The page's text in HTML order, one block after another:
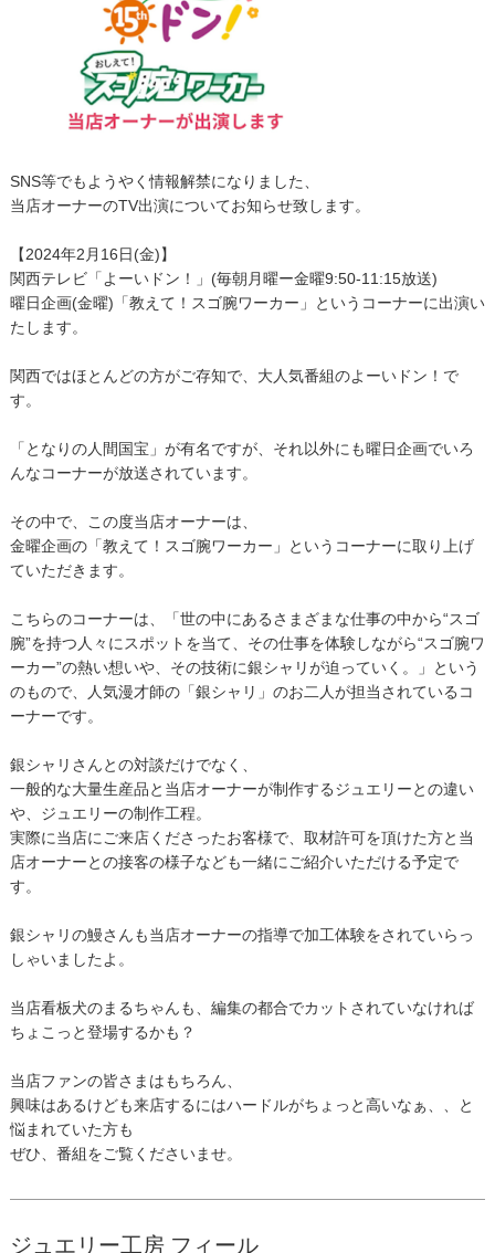
SNS等でもようやく情報解禁になりました、
当店オーナーのTV出演についてお知らせ致します。
【2024年2月16日(金)】
関西テレビ「よーいドン！」(毎朝月曜ー金曜9:50-11:15放送)
曜日企画(金曜)「教えて！スゴ腕ワーカー」というコーナーに出演い
たします。
関西ではほとんどの方がご存知で、大人気番組のよーいドン！で
す。
「となりの人間国宝」が有名ですが、それ以外にも曜日企画でいろ
んなコーナーが放送されています。
その中で、この度当店オーナーは、
金曜企画の「教えて！スゴ腕ワーカー」というコーナーに取り上げ
ていただきます。
こちらのコーナーは、「世の中にあるさまざまな仕事の中から“スゴ
腕”を持つ人々にスポットを当て、その仕事を体験しながら“スゴ腕ワ
ーカー”の熱い想いや、その技術に銀シャリが迫っていく。」という
のもので、人気漫才師の「銀シャリ」のお二人が担当されているコ
ーナーです。
銀シャリさんとの対談だけでなく、
一般的な大量生産品と当店オーナーが制作するジュエリーとの違い
や、ジュエリーの制作工程。
実際に当店にご来店くださったお客様で、取材許可を頂けた方と当
店オーナーとの接客の様子なども一緒にご紹介いただける予定で
す。
銀シャリの鰻さんも当店オーナーの指導で加工体験をされていらっ
しゃいましたよ。
当店看板犬のまるちゃんも、編集の都合でカットされていなければ
ちょこっと登場するかも？
当店ファンの皆さまはもちろん、
興味はあるけども来店するにはハードルがちょっと高いなぁ、、と
悩まれていた方も
ぜひ、番組をご覧くださいませ。
ジュエリー工房 フィール